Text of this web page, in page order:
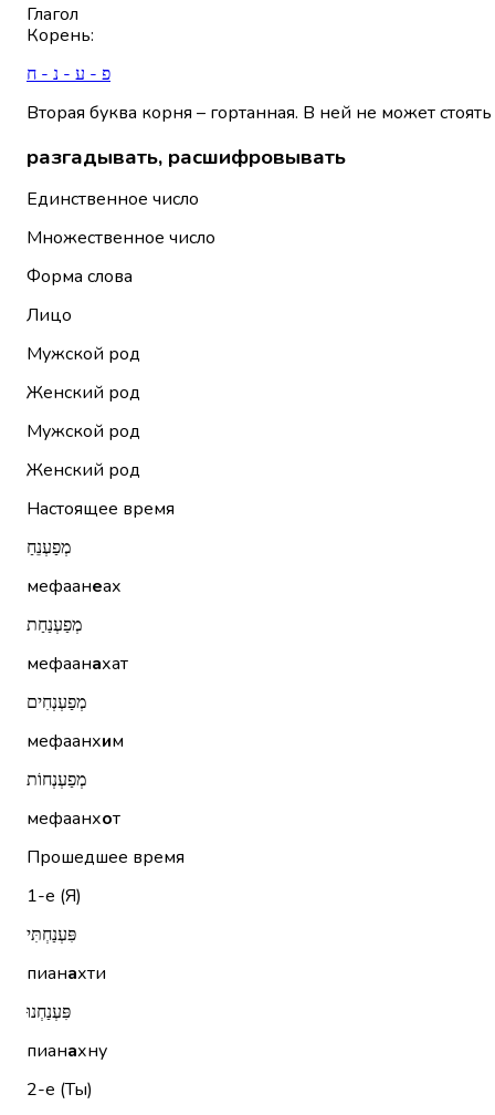
Глагол
Корень:
פ - ע - נ - ח
Вторая буква корня – гортанная. В ней не может
разгадывать, расшифровывать
Единственное число
Множественное число
Форма слова
Лицо
Мужской род
Женский род
Мужской род
Женский род
Настоящее время
מְפַעְנֵחַ
мефаанеах
מְפַעְנַחַת
мефаанахат
מְפַעְנְחִים
мефаанхим
מְפַעְנְחוֹת
мефаанхот
Прошедшее время
1-е (Я)
פִּעְנַחְתִּי
пианахти
פִּעְנַחְנוּ
пианахну
2-е (Ты)